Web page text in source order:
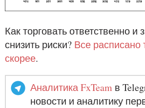
Как торговать ответственно и
снизить риски? Все расписано
скорее.
Аналитика FxTeam в
новости и аналитику